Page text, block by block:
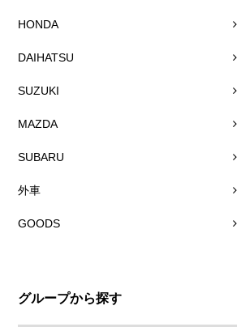
HONDA
DAIHATSU
SUZUKI
MAZDA
SUBARU
外車
GOODS
グループから探す